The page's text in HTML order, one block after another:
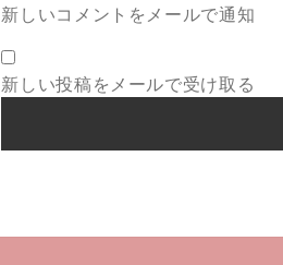
新しいコメントをメールで通知
新しい投稿をメールで受け取る